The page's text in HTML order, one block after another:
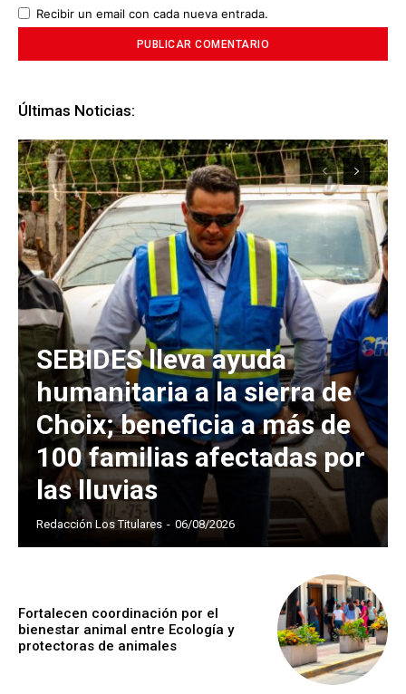
Recibir un email con cada nueva entrada.
Últimas Noticias:
SEBIDES lleva ayuda
humanitaria a la sierra de
Choix; beneficia a más de
100 familias afectadas por
las lluvias
Redacción Los Titulares - 06/08/2026
Fortalecen coordinación por el
bienestar animal entre Ecología y
protectoras de animales